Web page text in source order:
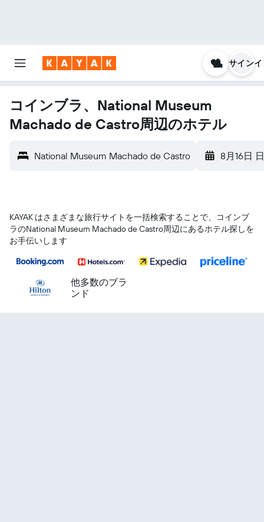
サイン
コインブラ、National Museum
Machado de Castro周辺のホテル
National Museum Machado de Castro 8月16日 日
KAYAK はさまざまな旅行サイトを一括検索することで、コインブ
ラ​のNational Museum Machado de Castro​周辺にあるホテル探しを
お手伝いします
他多数のブラ
ンド